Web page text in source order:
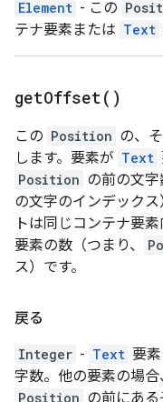
Element - この
テナ要素または Text
getOffset( )
この Position の、
します。要素が Text
Position の前の文
の文字のインデック
トは同じコンテナ要
要素の数（つまり、
ス）です。
戻る
Integer - Text 要
字数。他の要素の場
Position の前にあ